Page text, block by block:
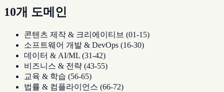
10개 도메인
콘텐츠 제작 & 크리에이티브 (01-15)
소프트웨어 개발 & DevOps (16-30)
데이터 & AI/ML (31-42)
비즈니스 & 전략 (43-55)
교육 & 학습 (56-65)
법률 & 컴플라이언스 (66-72)